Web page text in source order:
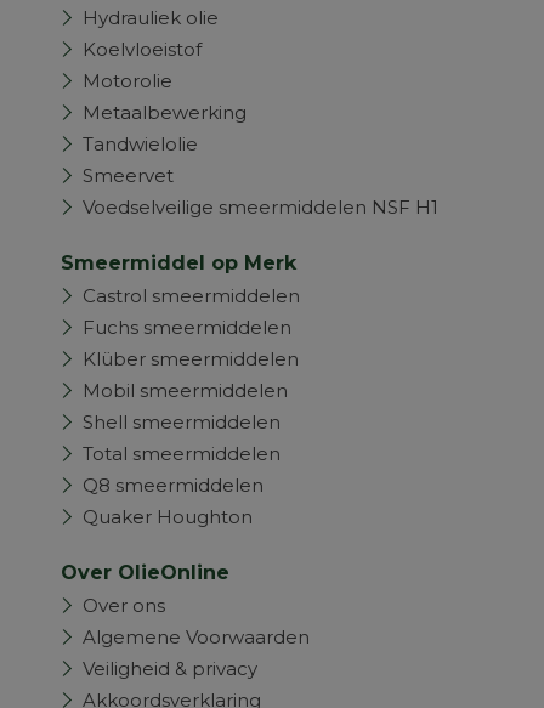
Hydrauliek olie
Koelvloeistof
Motorolie
Metaalbewerking
Tandwielolie
Smeervet
Voedselveilige smeermiddelen NSF H1
Smeermiddel op Merk
Castrol smeermiddelen
Fuchs smeermiddelen
Klüber smeermiddelen
Mobil smeermiddelen
Shell smeermiddelen
Total smeermiddelen
Q8 smeermiddelen
Quaker Houghton
Over OlieOnline
Over ons
Algemene Voorwaarden
Veiligheid & privacy
Akkoordsverklaring